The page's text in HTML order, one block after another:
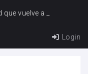
vuelve a cruzarse
Login